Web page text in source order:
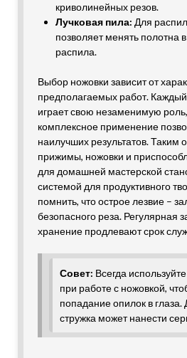
криволинейных резов.
Лучковая пила: Для
позволяет менять полотна
распила.
Выбор ножовки зависит от
предполагаемых работ. Каждый
играет свою незаменимую
комплексное применение
наилучших результатов. Таким
прижимы, ножовки и
для домашней мастерской
системой для продуктивного
помнить, что острое лезвие –
безопасного реза. Регулярная
хранение продлевают срок
Совет: Всегда
при работе с ножовкой,
попадание опилок в
стружка может нанести